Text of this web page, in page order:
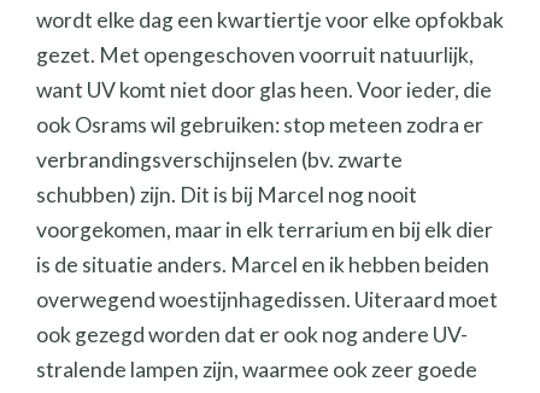
wordt elke dag een kwartiertje voor elke opfokbak
gezet. Met opengeschoven voorruit natuurlijk,
want UV komt niet door glas heen. Voor ieder, die
ook Osrams wil gebruiken: stop meteen zodra er
verbrandingsverschijnselen (bv. zwarte
schubben) zijn. Dit is bij Marcel nog nooit
voorgekomen, maar in elk terrarium en bij elk dier
is de situatie anders. Marcel en ik hebben beiden
overwegend woestijnhagedissen. Uiteraard moet
ook gezegd worden dat er ook nog andere UV-
stralende lampen zijn, waarmee ook zeer goede